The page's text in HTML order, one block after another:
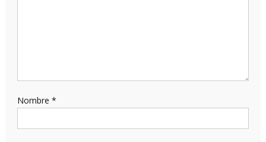
Nombre *